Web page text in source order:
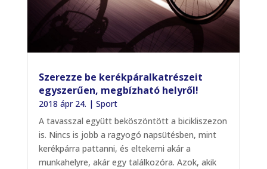
Szerezze be kerékpáralkatrészeit
egyszerűen, megbízható helyről!
2018 ápr 24. | Sport
A tavasszal együtt beköszöntött a bicikliszezon
is. Nincs is jobb a ragyogó napsütésben, mint
kerékpárra pattanni, és eltekerni akár a
munkahelyre, akár egy találkozóra. Azok, akik